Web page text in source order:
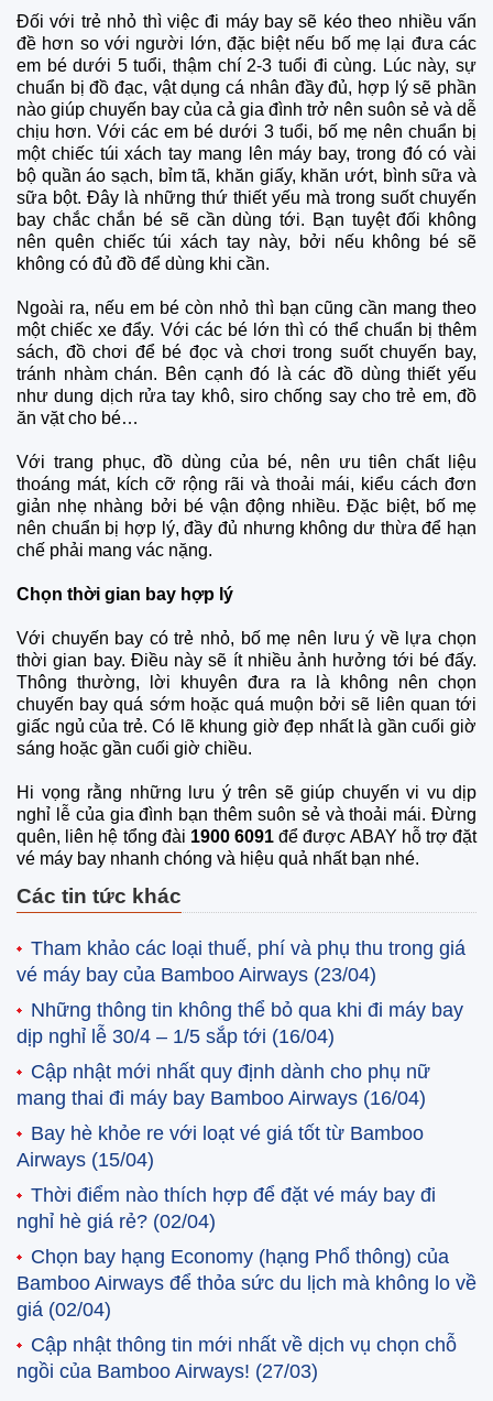
Đối với trẻ nhỏ thì việc đi máy bay sẽ kéo theo nhiều vấn
đề hơn so với người lớn, đặc biệt nếu bố mẹ lại đưa các
em bé dưới 5 tuổi, thậm chí 2-3 tuổi đi cùng. Lúc này, sự
chuẩn bị đồ đạc, vật dụng cá nhân đầy đủ, hợp lý sẽ phần
nào giúp chuyến bay của cả gia đình trở nên suôn sẻ và dễ
chịu hơn. Với các em bé dưới 3 tuổi, bố mẹ nên chuẩn bị
một chiếc túi xách tay mang lên máy bay, trong đó có vài
bộ quần áo sạch, bỉm tã, khăn giấy, khăn ướt, bình sữa và
sữa bột. Đây là những thứ thiết yếu mà trong suốt chuyến
bay chắc chắn bé sẽ cần dùng tới. Bạn tuyệt đối không
nên quên chiếc túi xách tay này, bởi nếu không bé sẽ
không có đủ đồ để dùng khi cần.
Ngoài ra, nếu em bé còn nhỏ thì bạn cũng cần mang theo
một chiếc xe đẩy. Với các bé lớn thì có thể chuẩn bị thêm
sách, đồ chơi để bé đọc và chơi trong suốt chuyến bay,
tránh nhàm chán. Bên cạnh đó là các đồ dùng thiết yếu
như dung dịch rửa tay khô, siro chống say cho trẻ em, đồ
ăn vặt cho bé…
Với trang phục, đồ dùng của bé, nên ưu tiên chất liệu
thoáng mát, kích cỡ rộng rãi và thoải mái, kiểu cách đơn
giản nhẹ nhàng bởi bé vận động nhiều. Đặc biệt, bố mẹ
nên chuẩn bị hợp lý, đầy đủ nhưng không dư thừa để hạn
chế phải mang vác nặng.
Chọn thời gian bay hợp lý
Với chuyến bay có trẻ nhỏ, bố mẹ nên lưu ý về lựa chọn
thời gian bay. Điều này sẽ ít nhiều ảnh hưởng tới bé đấy.
Thông thường, lời khuyên đưa ra là không nên chọn
chuyến bay quá sớm hoặc quá muộn bởi sẽ liên quan tới
giấc ngủ của trẻ. Có lẽ khung giờ đẹp nhất là gần cuối giờ
sáng hoặc gần cuối giờ chiều.
Hi vọng rằng những lưu ý trên sẽ giúp chuyến vi vu dịp
nghỉ lễ của gia đình bạn thêm suôn sẻ và thoải mái. Đừng
quên, liên hệ tổng đài 1900 6091để được ABAY hỗ trợ đặt
vé máy bay nhanh chóng và hiệu quả nhất bạn nhé.
Các tin tức khác
Tham khảo các loại thuế, phí và phụ thu trong giá
vé máy bay của Bamboo Airways (23/04)
Những thông tin không thể bỏ qua khi đi máy bay
dịp nghỉ lễ 30/4 – 1/5 sắp tới (16/04)
Cập nhật mới nhất quy định dành cho phụ nữ
mang thai đi máy bay Bamboo Airways (16/04)
Bay hè khỏe re với loạt vé giá tốt từ Bamboo
Airways (15/04)
Thời điểm nào thích hợp để đặt vé máy bay đi
nghỉ hè giá rẻ? (02/04)
Chọn bay hạng Economy (hạng Phổ thông) của
Bamboo Airways để thỏa sức du lịch mà không lo về
giá (02/04)
Cập nhật thông tin mới nhất về dịch vụ chọn chỗ
ngồi của Bamboo Airways! (27/03)